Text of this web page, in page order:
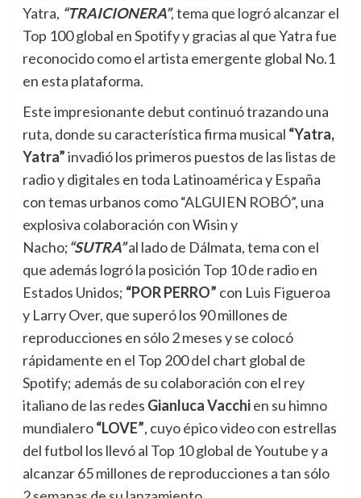
Yatra, “TRAICIONERA”, tema que logró alcanzar el
Top 100 global en Spotify y gracias al que Yatra fue
reconocido como el artista emergente global No.1
en esta plataforma.
Este impresionante debut continuó trazando una
ruta, donde su característica firma musical “Yatra,
Yatra”invadió los primeros puestos de las listas de
radio y digitales en toda Latinoamérica y España
con temas urbanos como “ALGUIEN ROBÓ”, una
explosiva colaboración con Wisin y
Nacho;“SUTRA”al lado de Dálmata, tema con el
que además logró la posición Top 10 de radio en
Estados Unidos; “POR PERRO” con Luis Figueroa
y Larry Over, que superó los 90 millones de
reproducciones en sólo 2 meses y se colocó
rápidamente en el Top 200 del chart global de
Spotify; además de su colaboración con el rey
italiano de las redes Gianluca Vacchien su himno
mundialero“LOVE”, cuyo épico video con estrellas
del futbol los llevó al Top 10 global de Youtube y a
alcanzar 65 millones de reproducciones a tan sólo